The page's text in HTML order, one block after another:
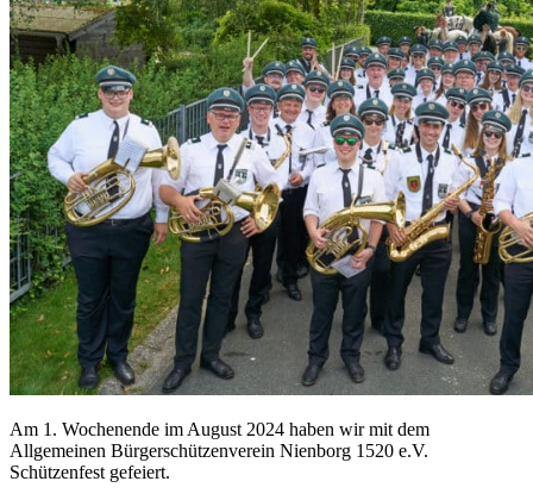
Am 1. Wochenende im August 2024 haben wir mit dem
Allgemeinen Bürgerschützenverein Nienborg 1520 e.V.
Schützenfest gefeiert.